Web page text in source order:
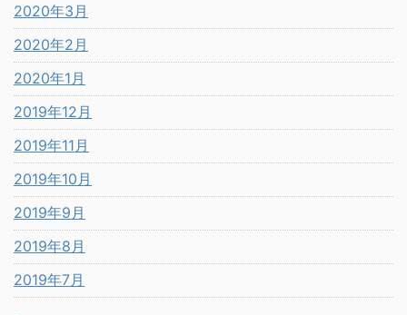
2020年3月
2020年2月
2020年1月
2019年12月
2019年11月
2019年10月
2019年9月
2019年8月
2019年7月